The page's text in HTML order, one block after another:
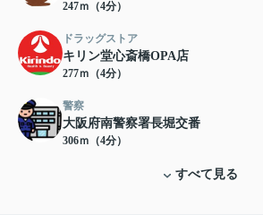
247ｍ（4分）
ドラッグストア
キリン堂心斎橋OPA店
277ｍ（4分）
警察
大阪府南警察署長堀交番
306ｍ（4分）
すべて見る